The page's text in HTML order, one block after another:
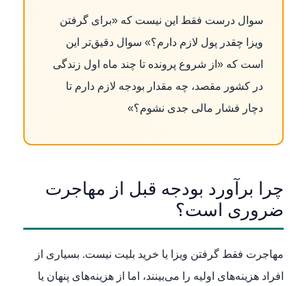
سوال درست فقط این نیست که «برای گرفتن
ویزا چقدر پول لازم دارم؟» سوال دقیق‌تر این
است که «از شروع پرونده تا چند ماه اول زندگی
در کشور مقصد، چه مقدار بودجه لازم دارم تا
دچار فشار مالی جدی نشوم؟»
چرا برآورد بودجه قبل از مهاجرت
ضروری است؟
مهاجرت فقط گرفتن ویزا یا خرید بلیت نیست. بسیاری از
افراد هزینه‌های اولیه را می‌بینند، اما از هزینه‌های پنهان یا